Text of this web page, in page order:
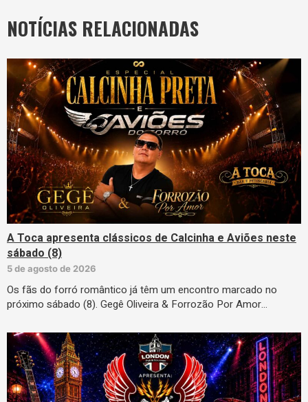
NOTÍCIAS RELACIONADAS
A Toca apresenta clássicos de Calcinha e Aviões neste
sábado (8)
5 de agosto de 2026
Os fãs do forró romântico já têm um encontro marcado no
próximo sábado (8). Gegê Oliveira & Forrozão Por Amor…